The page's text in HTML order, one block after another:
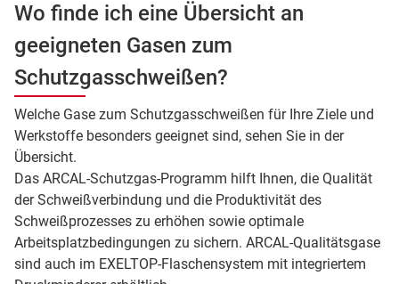
Wo finde ich eine Übersicht an
geeigneten Gasen zum
Schutzgasschweißen?
Welche Gase zum Schutzgasschweißen für Ihre Ziele und
Werkstoffe besonders geeignet sind, sehen Sie in der
Übersicht.
Das ARCAL-Schutzgas-Programm hilft Ihnen, die Qualität
der Schweißverbindung und die Produktivität des
Schweißprozesses zu erhöhen sowie optimale
Arbeitsplatzbedingungen zu sichern. ARCAL-Qualitätsgase
sind auch im EXELTOP-Flaschensystem mit integriertem